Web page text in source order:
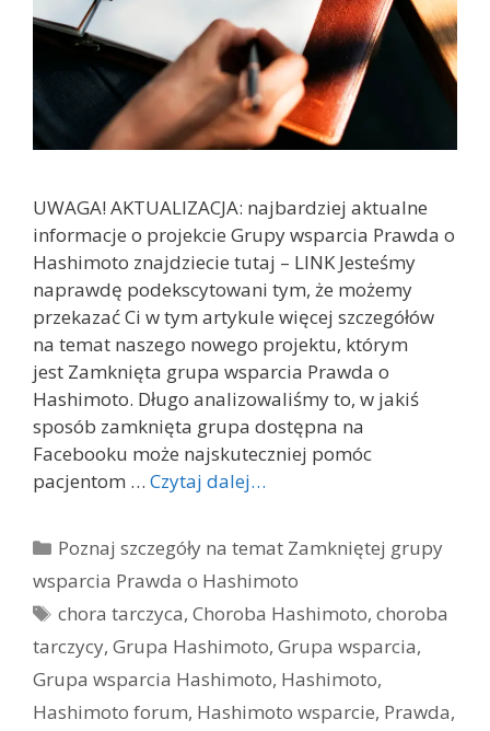
UWAGA! AKTUALIZACJA: najbardziej aktualne
informacje o projekcie Grupy wsparcia Prawda o
Hashimoto znajdziecie tutaj – LINK Jesteśmy
naprawdę podekscytowani tym, że możemy
przekazać Ci w tym artykule więcej szczegółów
na temat naszego nowego projektu, którym
jest Zamknięta grupa wsparcia Prawda o
Hashimoto. Długo analizowaliśmy to, w jakiś
sposób zamknięta grupa dostępna na
Facebooku może najskuteczniej pomóc
pacjentom … Czytaj dalej…
Kategorie
Poznaj szczegóły na temat Zamkniętej grupy
wsparcia Prawda o Hashimoto
Tagi
chora tarczyca,Choroba Hashimoto,choroba
tarczycy, Grupa Hashimoto, Grupa wsparcia,
Grupa wsparcia Hashimoto, Hashimoto,
Hashimoto forum, Hashimoto wsparcie, Prawda,